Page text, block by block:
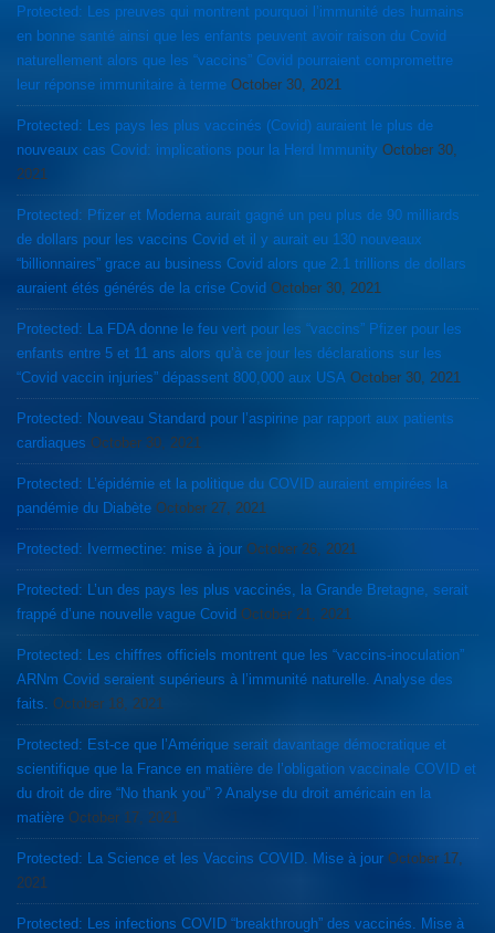
Protected: Les preuves qui montrent pourquoi l’immunité des humains
en bonne santé ainsi que les enfants peuvent avoir raison du Covid
naturellement alors que les “vaccins” Covid pourraient compromettre
leur réponse immunitaire à terme October 30, 2021
Protected: Les pays les plus vaccinés (Covid) auraient le plus de
nouveaux cas Covid: implications pour la Herd Immunity October 30,
2021
Protected: Pfizer et Moderna aurait gagné un peu plus de 90 milliards
de dollars pour les vaccins Covid et il y aurait eu 130 nouveaux
“billionnaires” grace au business Covid alors que 2.1 trillions de dollars
auraient étés générés de la crise Covid October 30, 2021
Protected: La FDA donne le feu vert pour les “vaccins” Pfizer pour les
enfants entre 5 et 11 ans alors qu’à ce jour les déclarations sur les
“Covid vaccin injuries” dépassent 800,000 aux USA October 30, 2021
Protected: Nouveau Standard pour l’aspirine par rapport aux patients
cardiaques October 30, 2021
Protected: L’épidémie et la politique du COVID auraient empirées la
pandémie du Diabète October 27, 2021
Protected: Ivermectine: mise à jour October 26, 2021
Protected: L’un des pays les plus vaccinés, la Grande Bretagne, serait
frappé d’une nouvelle vague Covid October 21, 2021
Protected: Les chiffres officiels montrent que les “vaccins-inoculation”
ARNm Covid seraient supérieurs à l’immunité naturelle. Analyse des
faits.
October 18, 2021
Protected: Est-ce que l’Amérique serait davantage démocratique et
scientifique que la France en matière de l’obligation vaccinale COVID et
du droit de dire “No thank you” ? Analyse du droit américain en la
matière October 17, 2021
Protected: La Science et les Vaccins COVID. Mise à jour October 17,
2021
Protected: Les infections COVID “breakthrough” des vaccinés. Mise à